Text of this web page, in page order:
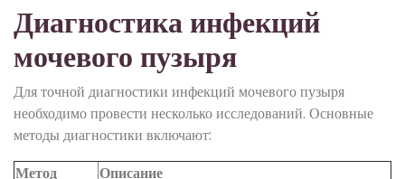
Диагностика инфекций
мочевого пузыря
Для точной диагностики инфекций мочевого пузыря
необходимо провести несколько исследований. Основные
методы диагностики включают:
Метод
Описание